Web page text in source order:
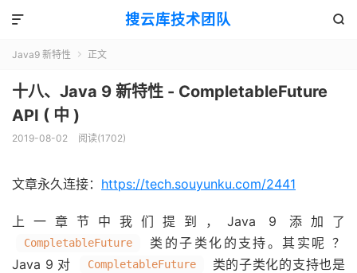
搜云库技术团队 

Java9 新特性  正文
十八、Java 9 新特性 - CompletableFuture
API ( 中 )
2019-08-02 阅读(1702)
文章永久连接： https://tech.souyunku.com/2441
上一章节中我们提到，Java 9 添加了
CompletableFuture
类的子类化的支持。其实呢 ？
Java 9 对
CompletableFuture
类的子类化的支持也是